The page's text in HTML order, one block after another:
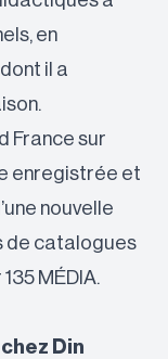
en
il a
France sur
enregistrée et
nouvelle
de catalogues
MÉDIA.
Din